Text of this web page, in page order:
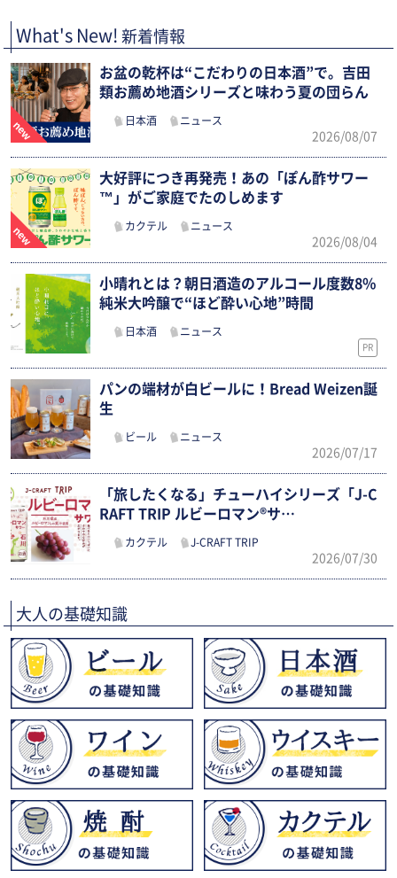
What's New! 新着情報
お盆の乾杯は“こだわりの日本酒”で。吉田
類お薦め地酒シリーズと味わう夏の団らん
日本酒 ニュース
2026/08/07
大好評につき再発売！あの「ぽん酢サワー
™」がご家庭でたのしめます
カクテル ニュース
2026/08/04
小晴れとは？朝日酒造のアルコール度数8%
純米大吟醸で“ほど酔い心地”時間
日本酒 ニュース
PR
パンの端材が白ビールに！Bread Weizen誕
生
ビール ニュース
2026/07/17
「旅したくなる」チューハイシリーズ「J-C
RAFT TRIP ルビーロマン®サ…
カクテル J-CRAFT TRIP
2026/07/30
大人の基礎知識